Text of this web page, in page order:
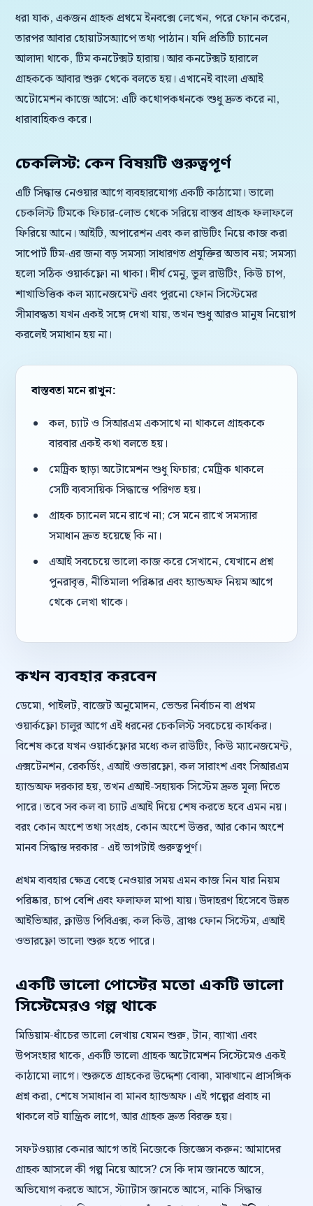
ধরা যাক, একজন গ্রাহক প্রথমে ইনবক্সে লেখেন, পরে ফোন করেন,
তারপর আবার হোয়াটসঅ্যাপে তথ্য পাঠান। যদি প্রতিটি চ্যানেল
আলাদা থাকে, টিম কনটেক্সট হারায়। আর কনটেক্সট হারালে
গ্রাহককে আবার শুরু থেকে বলতে হয়। এখানেই বাংলা এআই
অটোমেশন কাজে আসে: এটি কথোপকথনকে শুধু দ্রুত করে না,
ধারাবাহিকও করে।
চেকলিস্ট: কেন বিষয়টি গুরুত্বপূর্ণ
এটি সিদ্ধান্ত নেওয়ার আগে ব্যবহারযোগ্য একটি কাঠামো। ভালো
চেকলিস্ট টিমকে ফিচার-লোভ থেকে সরিয়ে বাস্তব গ্রাহক ফলাফলে
ফিরিয়ে আনে। আইটি, অপারেশন এবং কল রাউটিং নিয়ে কাজ করা
সাপোর্ট টিম-এর জন্য বড় সমস্যা সাধারণত প্রযুক্তির অভাব নয়; সমস্যা
হলো সঠিক ওয়ার্কফ্লো না থাকা। দীর্ঘ মেনু, ভুল রাউটিং, কিউ চাপ,
শাখাভিত্তিক কল ম্যানেজমেন্ট এবং পুরনো ফোন সিস্টেমের
সীমাবদ্ধতা যখন একই সঙ্গে দেখা যায়, তখন শুধু আরও মানুষ নিয়োগ
করলেই সমাধান হয় না।
বাস্তবতা মনে রাখুন:
কল, চ্যাট ও সিআরএম একসাথে না থাকলে গ্রাহককে
বারবার একই কথা বলতে হয়।
মেট্রিক ছাড়া অটোমেশন শুধু ফিচার; মেট্রিক থাকলে
সেটি ব্যবসায়িক সিদ্ধান্তে পরিণত হয়।
গ্রাহক চ্যানেল মনে রাখে না; সে মনে রাখে সমস্যার
সমাধান দ্রুত হয়েছে কি না।
এআই সবচেয়ে ভালো কাজ করে সেখানে, যেখানে প্রশ্ন
পুনরাবৃত্ত, নীতিমালা পরিষ্কার এবং হ্যান্ডঅফ নিয়ম আগে
থেকে লেখা থাকে।
কখন ব্যবহার করবেন
ডেমো, পাইলট, বাজেট অনুমোদন, ভেন্ডর নির্বাচন বা প্রথম
ওয়ার্কফ্লো চালুর আগে এই ধরনের চেকলিস্ট সবচেয়ে কার্যকর।
বিশেষ করে যখন ওয়ার্কফ্লোর মধ্যে কল রাউটিং, কিউ ম্যানেজমেন্ট,
এক্সটেনশন, রেকর্ডিং, এআই ওভারফ্লো, কল সারাংশ এবং সিআরএম
হ্যান্ডঅফ দরকার হয়, তখন এআই-সহায়ক সিস্টেম দ্রুত মূল্য দিতে
পারে। তবে সব কল বা চ্যাট এআই দিয়ে শেষ করতে হবে এমন নয়।
বরং কোন অংশে তথ্য সংগ্রহ, কোন অংশে উত্তর, আর কোন অংশে
মানব সিদ্ধান্ত দরকার - এই ভাগটাই গুরুত্বপূর্ণ।
প্রথম ব্যবহার ক্ষেত্র বেছে নেওয়ার সময় এমন কাজ নিন যার নিয়ম
পরিষ্কার, চাপ বেশি এবং ফলাফল মাপা যায়। উদাহরণ হিসেবে উন্নত
আইভিআর, ক্লাউড পিবিএক্স, কল কিউ, ব্রাঞ্চ ফোন সিস্টেম, এআই
ওভারফ্লো ভালো শুরু হতে পারে।
একটি ভালো পোস্টের মতো একটি ভালো
সিস্টেমেরও গল্প থাকে
মিডিয়াম-ধাঁচের ভালো লেখায় যেমন শুরু, টান, ব্যাখ্যা এবং
উপসংহার থাকে, একটি ভালো গ্রাহক অটোমেশন সিস্টেমেও একই
কাঠামো লাগে। শুরুতে গ্রাহকের উদ্দেশ্য বোঝা, মাঝখানে প্রাসঙ্গিক
প্রশ্ন করা, শেষে সমাধান বা মানব হ্যান্ডঅফ। এই গল্পের প্রবাহ না
থাকলে বট যান্ত্রিক লাগে, আর গ্রাহক দ্রুত বিরক্ত হয়।
সফটওয়্যার কেনার আগে তাই নিজেকে জিজ্ঞেস করুন: আমাদের
গ্রাহক আসলে কী গল্প নিয়ে আসে? সে কি দাম জানতে আসে,
অভিযোগ করতে আসে, স্ট্যাটাস জানতে আসে, নাকি সিদ্ধান্ত